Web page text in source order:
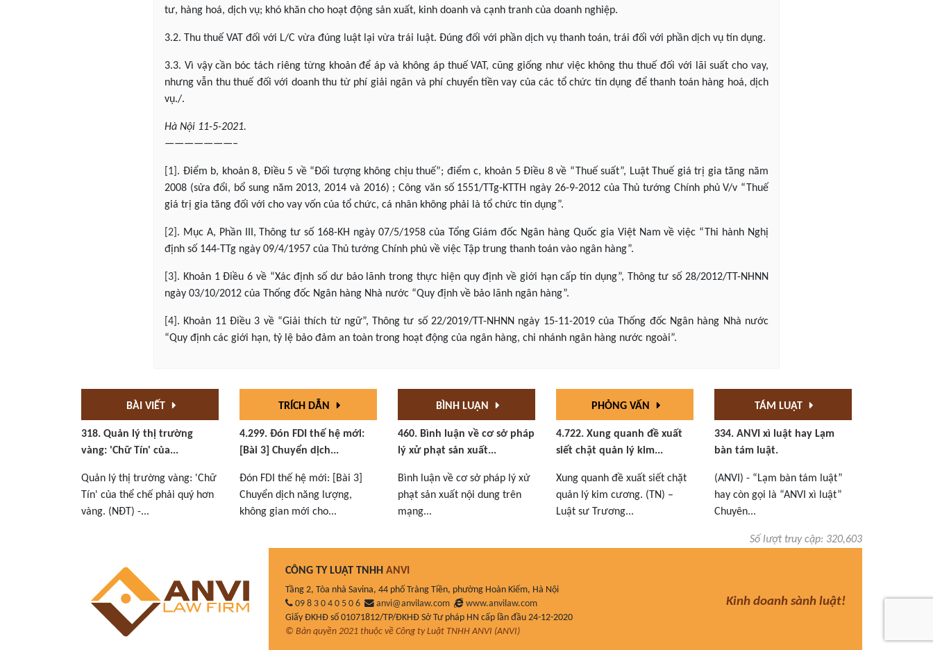
tư, hàng hoá, dịch vụ; khó khăn cho hoạt động sản xuất, kinh doanh và cạnh tranh của doanh nghiệp.
3.2. Thu thuế VAT đối với L/C vừa đúng luật lại vừa trái luật. Đúng đối với phần dịch vụ thanh toán, trái đối với phần dịch vụ tín dụng.
3.3. Vì vậy cần bóc tách riêng từng khoản để áp và không áp thuế VAT, cũng giống như việc không thu thuế đối với lãi suất cho vay,
nhưng vẫn thu thuế đối với doanh thu từ phí giải ngân và phí chuyển tiền vay của các tổ chức tín dụng để thanh toán hàng hoá, dịch
vụ./.
Hà Nội 11-5-2021.
———————–
[1] . Điểm b, khoản 8, Điều 5 về “Đối tượng không chịu thuế”; điểm c, khoản 5 Điều 8 về “Thuế suất”, Luật Thuế giá trị gia tăng năm
2008 (sửa đổi, bổ sung năm 2013, 2014 và 2016) ; Công văn số 1551/TTg-KTTH ngày 26-9-2012 của Thủ tướng Chính phủ V/v “Thuế
giá trị gia tăng đối với cho vay vốn của tổ chức, cá nhân không phải là tổ chức tín dụng”.
[2] . Mục A, Phần III, Thông tư số 168-KH ngày 07/5/1958 của Tổng Giám đốc Ngân hàng Quốc gia Việt Nam về việc “Thi hành Nghị
định số 144-TTg ngày 09/4/1957 của Thủ tướng Chính phủ về việc Tập trung thanh toán vào ngân hàng”.
[3] . Khoản 1 Điều 6 về “Xác định số dư bảo lãnh trong thực hiện quy định về giới hạn cấp tín dụng”, Thông tư số 28/2012/TT-NHNN
ngày 03/10/2012 của Thống đốc Ngân hàng Nhà nước “Quy định về bảo lãnh ngân hàng”.
[4] . Khoản 11 Điều 3 về “Giải thích từ ngữ”, Thông tư số 22/2019/TT-NHNN ngày 15-11-2019 của Thống đốc Ngân hàng Nhà nước
“Quy định các giới hạn, tỷ lệ bảo đảm an toàn trong hoạt động của ngân hàng, chi nhánh ngân hàng nước ngoài”.
BÀI VIẾT
318. Quản lý thị trường
vàng: 'Chữ Tín' của...
Quản lý thị trường vàng: 'Chữ
Tín' của thể chế phải quý hơn
vàng. (NĐT) -...
TRÍCH DẪN
4.299. Đón FDI thế hệ mới:
[Bài 3] Chuyển dịch...
Đón FDI thế hệ mới: [Bài 3]
Chuyển dịch năng lượng,
không gian mới cho...
BÌNH LUẬN
460. Bình luận về cơ sở pháp
lý xử phạt sản xuất...
Bình luận về cơ sở pháp lý xử
phạt sản xuất nội dung trên
mạng...
PHỎNG VẤN
4.722. Xung quanh đề xuất
siết chặt quản lý kim...
Xung quanh đề xuất siết chặt
quản lý kim cương. (TN) –
Luật sư Trương...
TÁM LUẬT
334. ANVI xì luật hay Lạm
bàn tám luật.
(ANVI) - “Lạm bàn tám luật”
hay còn gọi là “ANVI xì luật”
Chuyên...
Số lượt truy cập: 320,603
CÔNG TY LUẬT TNHH ANVI
Tầng 2, Tòa nhà Savina, 44 phố Tràng Tiền, phường Hoàn Kiếm, Hà Nội
09 8 3 0 4 0 5 0 6
anvi@anvilaw.com
www.anvilaw.com
Giấy ĐKHĐ số 01071812/TP/ĐKHĐ Sở Tư pháp HN cấp lần đầu 24-12-2020
© Bản quyền 2021 thuộc về Công ty Luật TNHH ANVI (ANVI)
Kinh doanh sành luật!